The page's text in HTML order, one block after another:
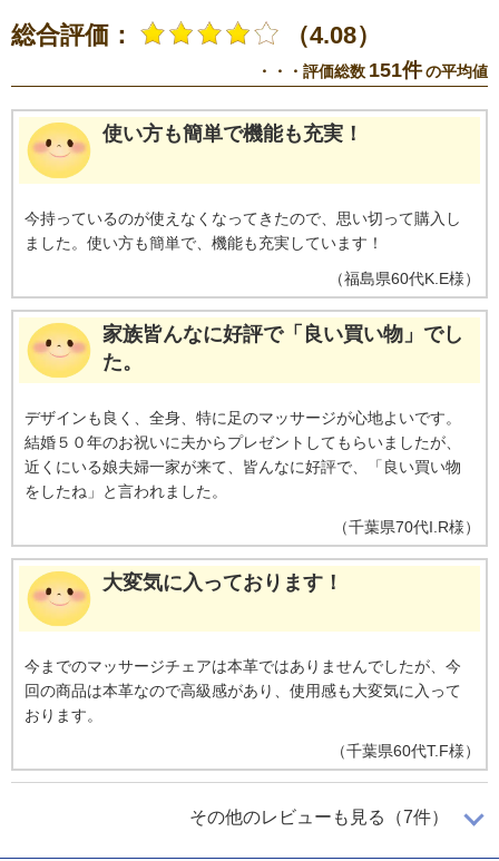
症の有病率が非常に高くなる80歳前後の人はご購入前に医師にご相談くださ
い。
総合評価： （4.08）
・・・評価総数 151件の平均値
使い方も簡単で機能も充実！
今持っているのが使えなくなってきたので、思い切って購入し
ました。使い方も簡単で、機能も充実しています！
（福島県60代K.E様）
家族皆んなに好評で「良い買い物」でし
た。
デザインも良く、全身、特に足のマッサージが心地よいです。
結婚５０年のお祝いに夫からプレゼントしてもらいましたが、
近くにいる娘夫婦一家が来て、皆んなに好評で、「良い買い物
をしたね」と言われました。
（千葉県70代I.R様）
大変気に入っております！
今までのマッサージチェアは本革ではありませんでしたが、今
回の商品は本革なので高級感があり、使用感も大変気に入って
おります。
（千葉県60代T.F様）
掃除も移動もらくらく！
その他のレビューも見る（7件）